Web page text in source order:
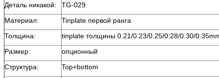
Деталь никакой:
TG-029
Материал:
Tinplate первой ранга
Толщина:
tinplate толщины 0.21/0.23/0.25/0.28/0.30/
Размер:
опционный
Структура:
Top+bottom